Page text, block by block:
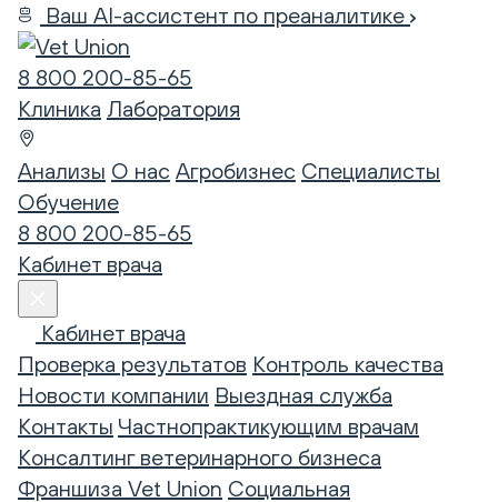
Ваш AI-ассистент по преаналитике
8 800 200-85-65
Клиника Лаборатория
Анализы О нас Агробизнес Специалисты
Обучение
8 800 200-85-65
Кабинет врача
Кабинет врача
Проверка результатов Контроль качества
Новости компании Выездная служба
Контакты Частнопрактикующим врачам
Консалтинг ветеринарного бизнеса
Франшиза Vet Union Социальная